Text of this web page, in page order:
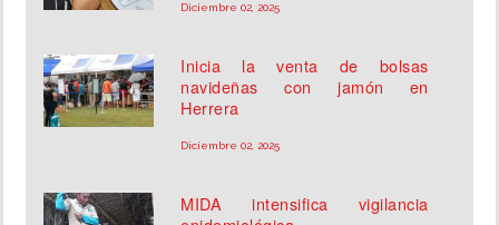
Diciembre 02, 2025
Inicia la venta de bolsas
navideñas con jamón en
Herrera
Diciembre 02, 2025
MIDA intensifica vigilancia